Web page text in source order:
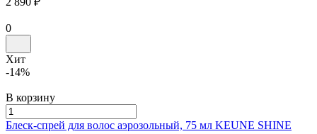
0
Хит
-14%
В корзину
Блеск-спрей для волос аэрозольный, 75 мл KEUNE SHINE